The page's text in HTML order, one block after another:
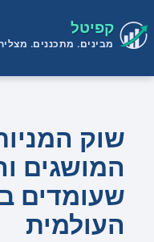
לתוכן קפיטל
מבינים. מתכננים.
שוק
המושגים
שעומדים
העולמית